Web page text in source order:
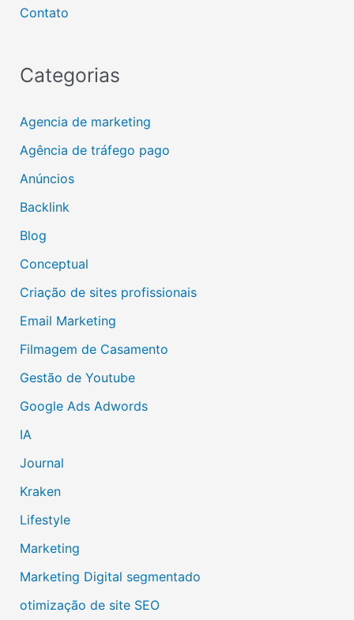
Contato
Categorias
Agencia de marketing
Agência de tráfego pago
Anúncios
Backlink
Blog
Conceptual
Criação de sites profissionais
Email Marketing
Filmagem de Casamento
Gestão de Youtube
Google Ads Adwords
IA
Journal
Kraken
Lifestyle
Marketing
Marketing Digital segmentado
otimização de site SEO